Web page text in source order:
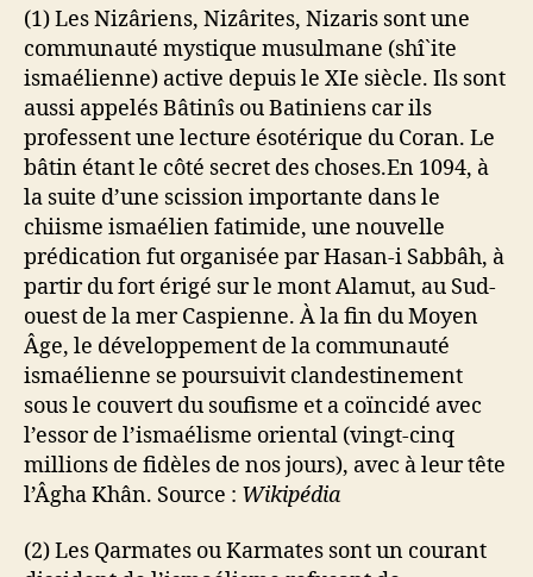
(1) Les Nizâriens, Nizârites, Nizaris sont une
communauté mystique musulmane (shî`ite
ismaélienne) active depuis le XIe siècle. Ils sont
aussi appelés Bâtinîs ou Batiniens car ils
professent une lecture ésotérique du Coran. Le
bâtin étant le côté secret des choses.En 1094, à
la suite d’une scission importante dans le
chiisme ismaélien fatimide, une nouvelle
prédication fut organisée par Hasan-i Sabbâh, à
partir du fort érigé sur le mont Alamut, au Sud-
ouest de la mer Caspienne. À la fin du Moyen
Âge, le développement de la communauté
ismaélienne se poursuivit clandestinement
sous le couvert du soufisme et a coïncidé avec
l’essor de l’ismaélisme oriental (vingt-cinq
millions de fidèles de nos jours), avec à leur tête
l’Âgha Khân. Source : Wikipédia
(2) Les Qarmates ou Karmates sont un courant